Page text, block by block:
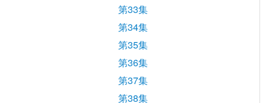
第33集
第34集
第35集
第36集
第37集
第38集